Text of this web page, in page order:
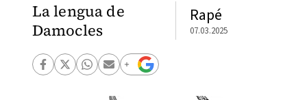
La lengua de
Damocles
Rapé
07.03.2025